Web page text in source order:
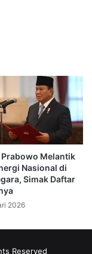
pangan tidak
terlibat aktif
melalui
alat
dengan kelompok
Saat petani
Indonesia
Melantik
Nasional di
Simak Daftar
2026
Reserved